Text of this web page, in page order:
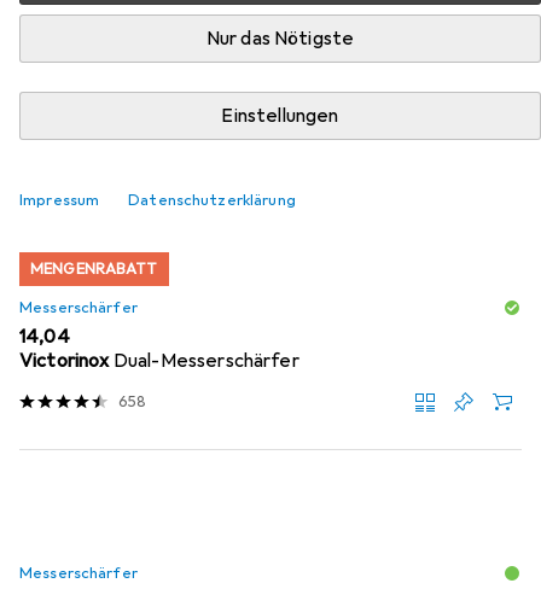
Nur das Nötigste
Einstellungen
Impressum Datenschutzerklärung
Messerschärfer Schneidebrett
MENGENRABATT
Messerschärfer
EUR
14,04
Victorinox Dual-Messerschärfer
658
Messerschärfer